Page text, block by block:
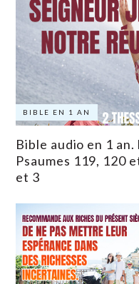
BIBLE EN 1 AN
Bible audio en 1
Psaumes 119, 120
et 3